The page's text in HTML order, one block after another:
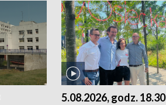
5.08.2026, godz. 18.30